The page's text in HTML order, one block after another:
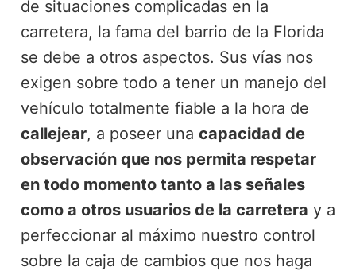
de situaciones complicadas en la
carretera, la fama del barrio de la Florida
se debe a otros aspectos. Sus vías nos
exigen sobre todo a tener un manejo del
vehículo totalmente fiable a la hora de
callejear, a poseer una capacidad de
observación que nos permita respetar
en todo momento tanto a las señales
como a otros usuarios de la carretera y a
perfeccionar al máximo nuestro control
sobre la caja de cambios que nos haga